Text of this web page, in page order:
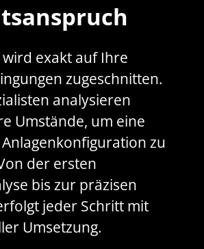
wird exakt auf Ihre
zugeschnitten.
analysieren
Umstände, um eine
zu
der ersten
bis zur präzisen
jeder Schritt mit
Umsetzung.